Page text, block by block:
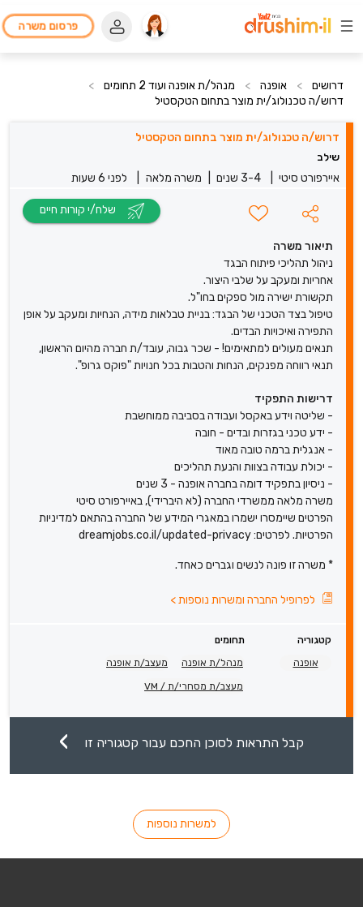
פרסום משרה
דרושים > אופנה > מנהל/ת אופנה ועוד 2 תחומים
>
דרוש/ה טכנולוג/ית מוצר בתחום הטקסטיל
דרוש/ה טכנולוג/ית מוצר בתחום הטקסטיל
שילב
איירפורט סיטי 3-4 שנים משרה מלאה לפני 6 שעות
תיאור משרה
ניהול תהליכי פיתוח הבגד
אחריות ומעקב על שלבי היצור.
תקשורת ישירה מול ספקים בחו"ל.
טיפול בצד הטכני של הבגד: בניית טבלאות מידה, הנחיות ומעקב על אופן
התפירה ואיכויות הבדים.
תנאים מעולים למתאימים! - שכר גבוה, עובד/ת חברה מהיום הראשון,
תנאי רווחה מפנקים, הנחות והטבות בכל חנויות "פוקס גרופ".
דרישות התפקיד
- שליטה וידע באקסל ועבודה בסביבה ממוחשבת
- ידע טכני בגזרות ובדים - חובה
- אנגלית ברמה טובה מאוד
- יכולת עבודה בצוות והנעת תהליכים
- ניסיון בתפקיד דומה בחברה אופנה - 3 שנים
משרה מלאה ממשרדי החברה (לא היברידי), באיירפורט סיטי
הפרטים שיימסרו ישמרו במאגרי המידע של החברה בהתאם למדיניות
הפרטיות. לפרטים: dreamjobs.co.il/updated-privacy
* משרה זו פונה לנשים וגברים כאחד.
לפרופיל החברה ומשרות נוספות>
קטגוריה
תחומים
אופנה
מנהל/ת אופנה מעצב/ת אופנה
מעצב/ת מסחרי/ת / VM
קבל התראות לסוכן החכם עבור קטגוריה זו
למשרות נוספות